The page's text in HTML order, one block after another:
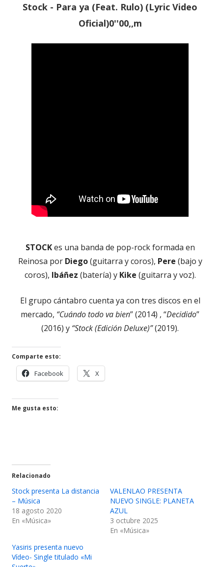
Stock - Para ya (Feat. Rulo) (Lyric Video
Oficial)0''00,,m
STOCKes una banda de pop-rock formada en
Reinosa por Diego(guitarra y coros), Pere (bajo y
coros), Ibáñez (batería) yKike (guitarra y voz).
El grupo cántabro cuenta ya con tres discos en el
mercado, “Cuándo todo va bien” (2014) , “Decidido”
(2016) y “Stock (Edición Deluxe)”(2019).
Comparte esto:
Facebook
en
X
en
Me gusta esto:
Relacionado
Stock presenta La distancia
– Música
18 agosto 2020
En «Música»
VALENLAO PRESENTA
NUEVO SINGLE: PLANETA
AZUL
3 octubre 2025
En «Música»
Yasiris presenta nuevo
Vídeo- Single titulado «Mi